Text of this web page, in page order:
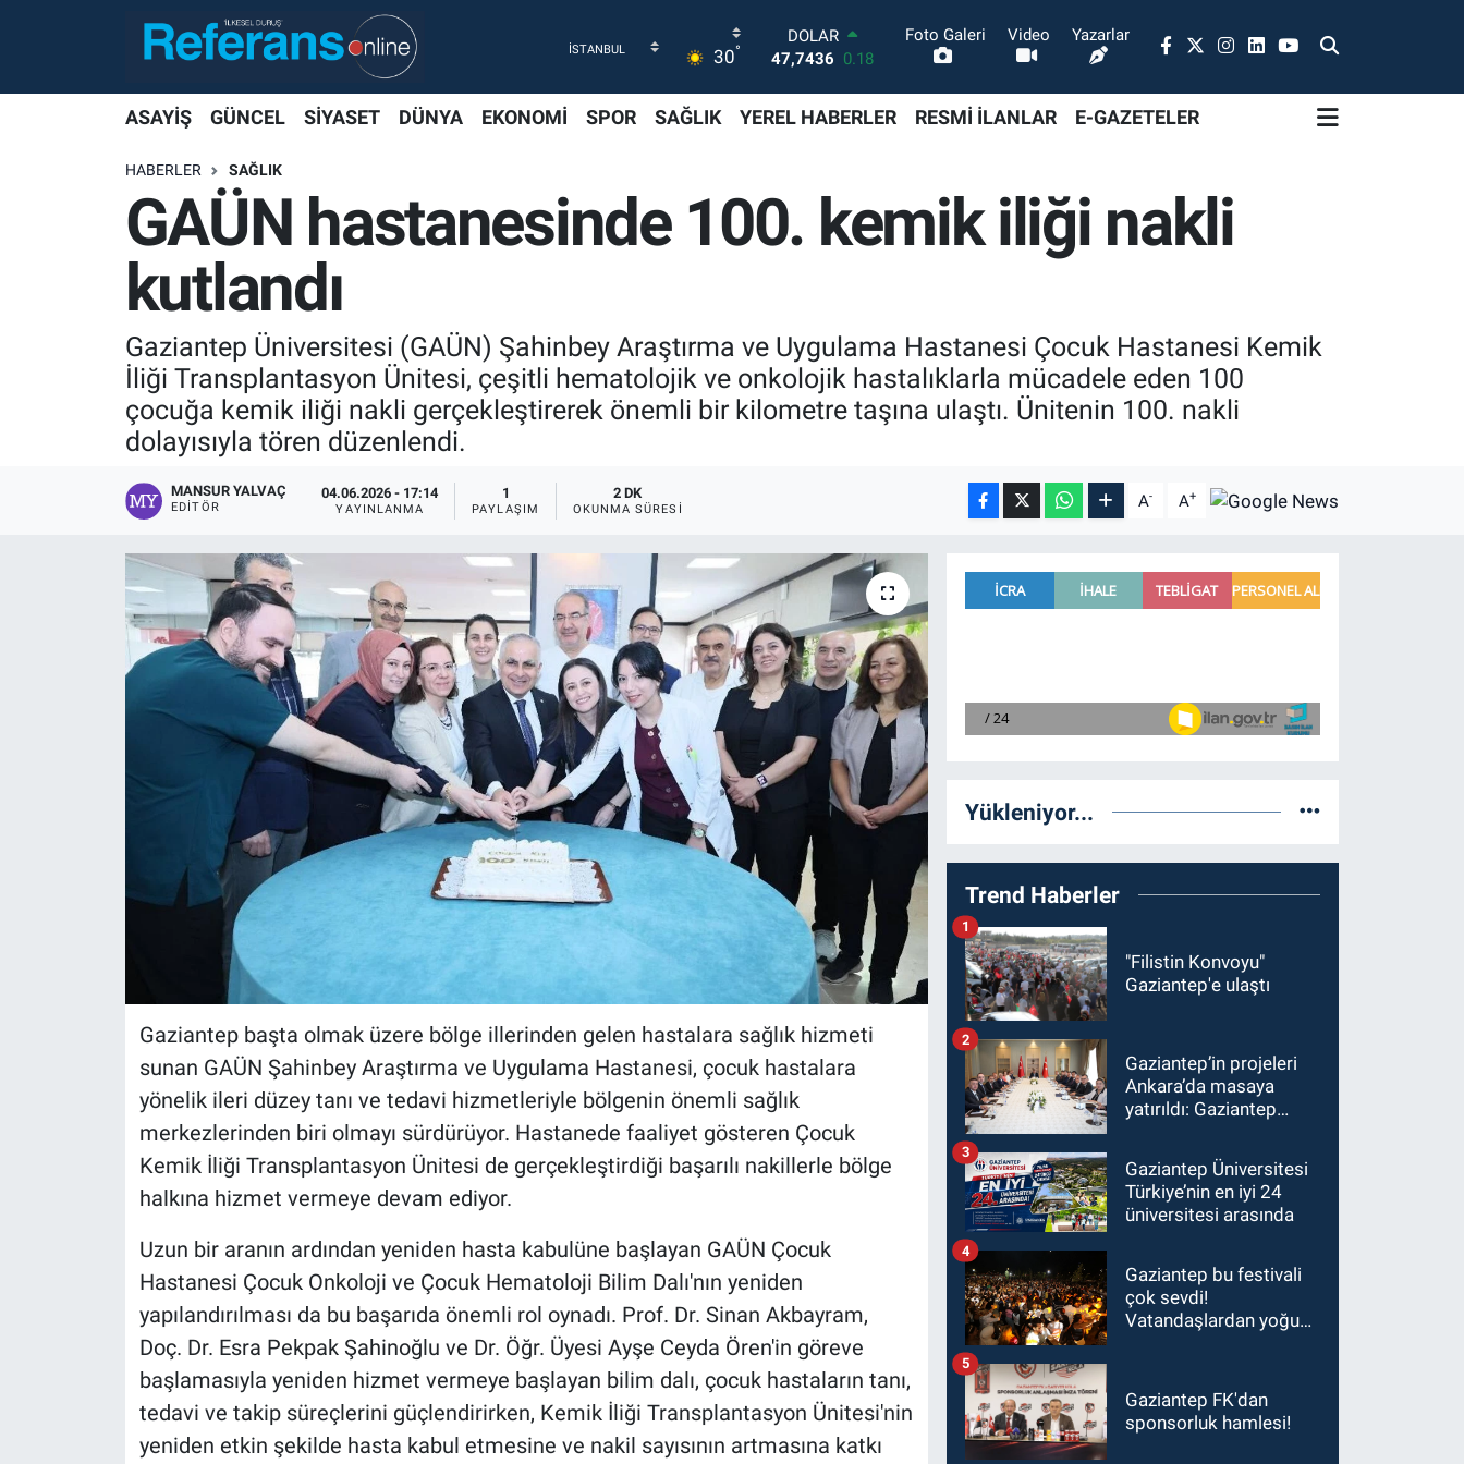
30°
DOLAR
47,7436 0.18
STERLİN
6660.55
BİST100
13.779 -14
Foto Galeri Video Yazarlar
ASAYİŞ GÜNCEL SİYASET DÜNYA EKONOMİ SPOR SAĞLIK YEREL HABERLER RESMİ İLANLAR E-GAZETELER
HABERLER SAĞLIK
GAÜN hastanesinde 100. kemik iliği nakli
kutlandı
Gaziantep Üniversitesi (GAÜN) Şahinbey Araştırma ve Uygulama Hastanesi Çocuk Hastanesi Kemik
İliği Transplantasyon Ünitesi, çeşitli hematolojik ve onkolojik hastalıklarla mücadele eden 100
çocuğa kemik iliği nakli gerçekleştirerek önemli bir kilometre taşına ulaştı. Ünitenin 100. nakli
dolayısıyla tören düzenlendi.
MANSUR YALVAÇ
EDITÖR
04.06.2026 - 17:14
YAYINLANMA
1
PAYLAŞIM
2 DK
OKUNMA SÜRESI A- A+
Gaziantep başta olmak üzere bölge illerinden gelen hastalara sağlık hizmeti
sunan GAÜN Şahinbey Araştırma ve Uygulama Hastanesi, çocuk hastalara
yönelik ileri düzey tanı ve tedavi hizmetleriyle bölgenin önemli sağlık
merkezlerinden biri olmayı sürdürüyor. Hastanede faaliyet gösteren Çocuk
Kemik İliği Transplantasyon Ünitesi de gerçekleştirdiği başarılı nakillerle bölge
halkına hizmet vermeye devam ediyor.
Uzun bir aranın ardından yeniden hasta kabulüne başlayan GAÜN Çocuk
Hastanesi Çocuk Onkoloji ve Çocuk Hematoloji Bilim Dalı'nın yeniden
yapılandırılması da bu başarıda önemli rol oynadı. Prof. Dr. Sinan Akbayram,
Doç. Dr. Esra Pekpak Şahinoğlu ve Dr. Öğr. Üyesi Ayşe Ceyda Ören'in göreve
başlamasıyla yeniden hizmet vermeye başlayan bilim dalı, çocuk hastaların tanı,
tedavi ve takip süreçlerini güçlendirirken, Kemik İliği Transplantasyon Ünitesi'nin
yeniden etkin şekilde hasta kabul etmesine ve nakil sayısının artmasına katkı
Yükleniyor...
Trend Haberler
"Filistin Konvoyu"
Gaziantep'e ulaştı
1
Gaziantep’in projeleri
Ankara’da masaya
yatırıldı: Gaziantep
Şimşek’e ziyaret!
2
Gaziantep Üniversitesi
Türkiye’nin en iyi 24
üniversitesi arasında
3
Gaziantep bu festivali
çok sevdi!
Vatandaşlardan yoğun
4
Gaziantep FK'dan
sponsorluk hamlesi!
5